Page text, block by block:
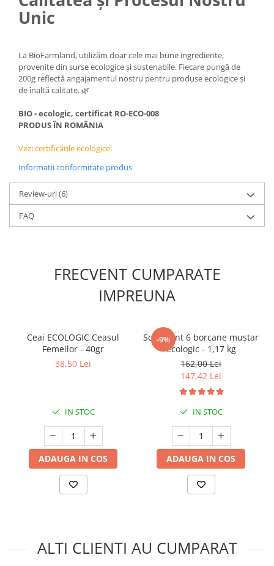
Unic
La BioFarmland, utilizăm doar cele mai bune ingrediente,
provenite din surse ecologice și sustenabile. Fiecare pungă de
200g reflectă angajamentul nostru pentru produse ecologice și
de înaltă calitate. 🌿
BIO - ecologic, certificat RO-ECO-008
PRODUS ÎN ROMÂNIA
Vezi certificările ecologice!
Informatii conformitate produs
Review-uri(6)
FAQ
FRECVENT CUMPARATE
IMPREUNA
Ceai ECOLOGIC Ceasul
Femeilor - 40gr
38,50 Lei
IN STOC
ADAUGA IN COS
-9%
Sortiment 6 borcane muștar
ecologic - 1,17 kg
162,00 Lei
147,42 Lei
IN STOC
ADAUGA IN COS
ALTI CLIENTI AU CUMPARAT